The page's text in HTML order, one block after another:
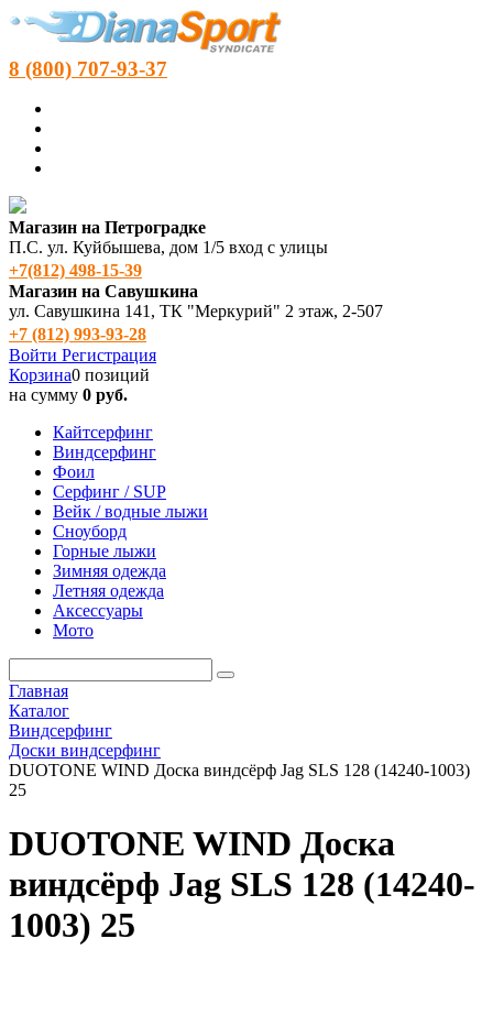
8 (800) 707-93-37
Магазин на Петроградке
П.С. ул. Куйбышева, дом 1/5 вход с улицы
+7(812) 498‑15-39
Магазин на Савушкина
ул. Савушкина 141, ТК "Меркурий" 2 этаж, 2-507
+7 (812) 993-93-28
Войти Регистрация
Корзина0 позиций
на сумму 0 руб.
Кайтсерфинг
Виндсерфинг
Фоил
Серфинг / SUP
Вейк / водные лыжи
Сноуборд
Горные лыжи
Зимняя одежда
Летняя одежда
Аксессуары
Мото
Главная
Каталог
Виндсерфинг
Доски виндсерфинг
DUOTONE WIND Доска виндсёрф Jag SLS 128 (14240-1003)
25
DUOTONE WIND Доска
виндсёрф Jag SLS 128 (14240-
1003) 25